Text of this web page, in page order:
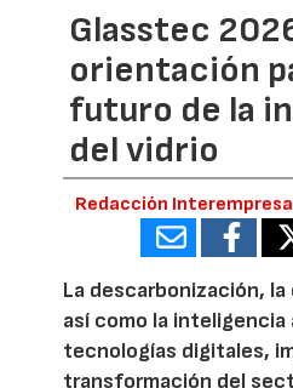
Glasstec
orientación
futuro de la
del vidrio
Redacción
La descarbonización,
así como la inteligencia
tecnologías digitales,
transformación del